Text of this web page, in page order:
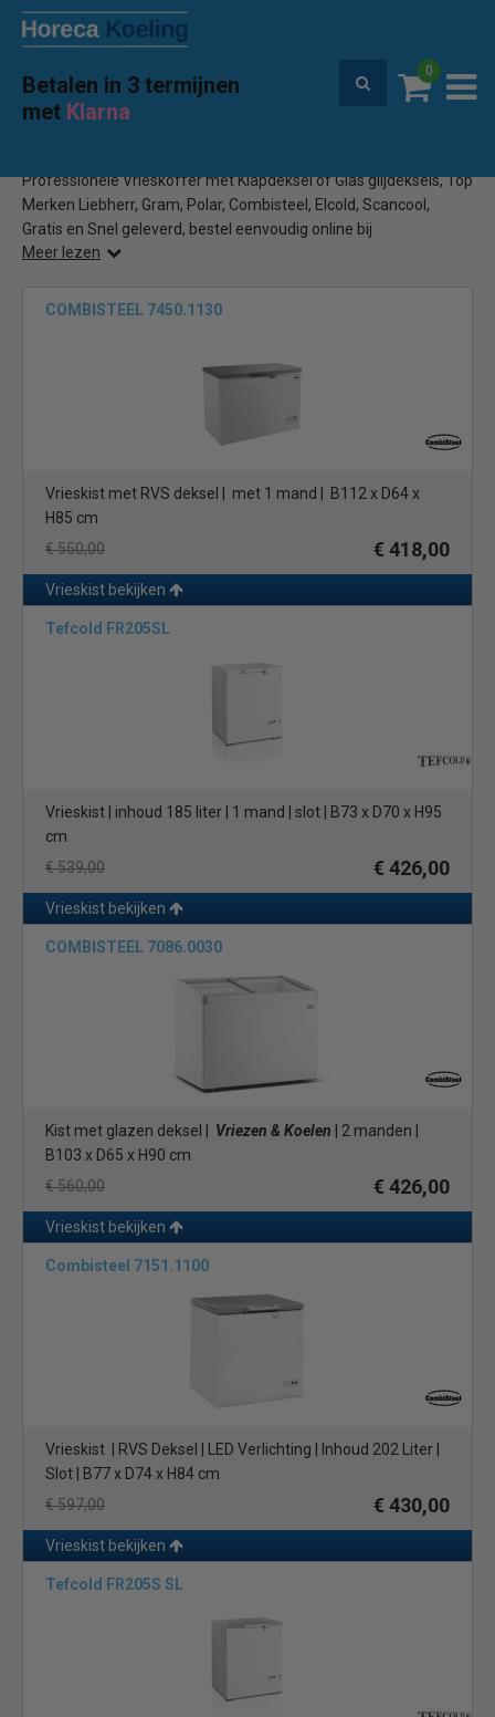
Betalen in 3 termijnen
met Klarna
0
Premium service en garantie
Home Professionele Vrieskoffer
Professionele Vrieskoffer met Klapdeksel of Glas glijdeksels, Top
Merken Liebherr, Gram, Polar, Combisteel, Elcold, Scancool,
Gratis en Snel geleverd, bestel eenvoudig online bij
Horecakoeling.be
Meer lezen
COMBISTEEL 7450.1130
Vrieskist met RVS deksel | met 1 mand | B112 x D64 x
H85 cm
€ 550,00
€ 418,00
Vrieskist bekijken
Tefcold FR205SL
Vrieskist | inhoud 185 liter | 1 mand | slot | B73 x D70 x H95
cm
€ 539,00
€ 426,00
Vrieskist bekijken
COMBISTEEL 7086.0030
Kist met glazen deksel | Vriezen & Koelen | 2 manden |
B103 x D65 x H90 cm
€ 560,00
€ 426,00
Vrieskist bekijken
Combisteel 7151.1100
Vrieskist | RVS Deksel | LED Verlichting | Inhoud 202 Liter |
Slot | B77 x D74 x H84 cm
€ 597,00
€ 430,00
Vrieskist bekijken
Tefcold FR205S SL